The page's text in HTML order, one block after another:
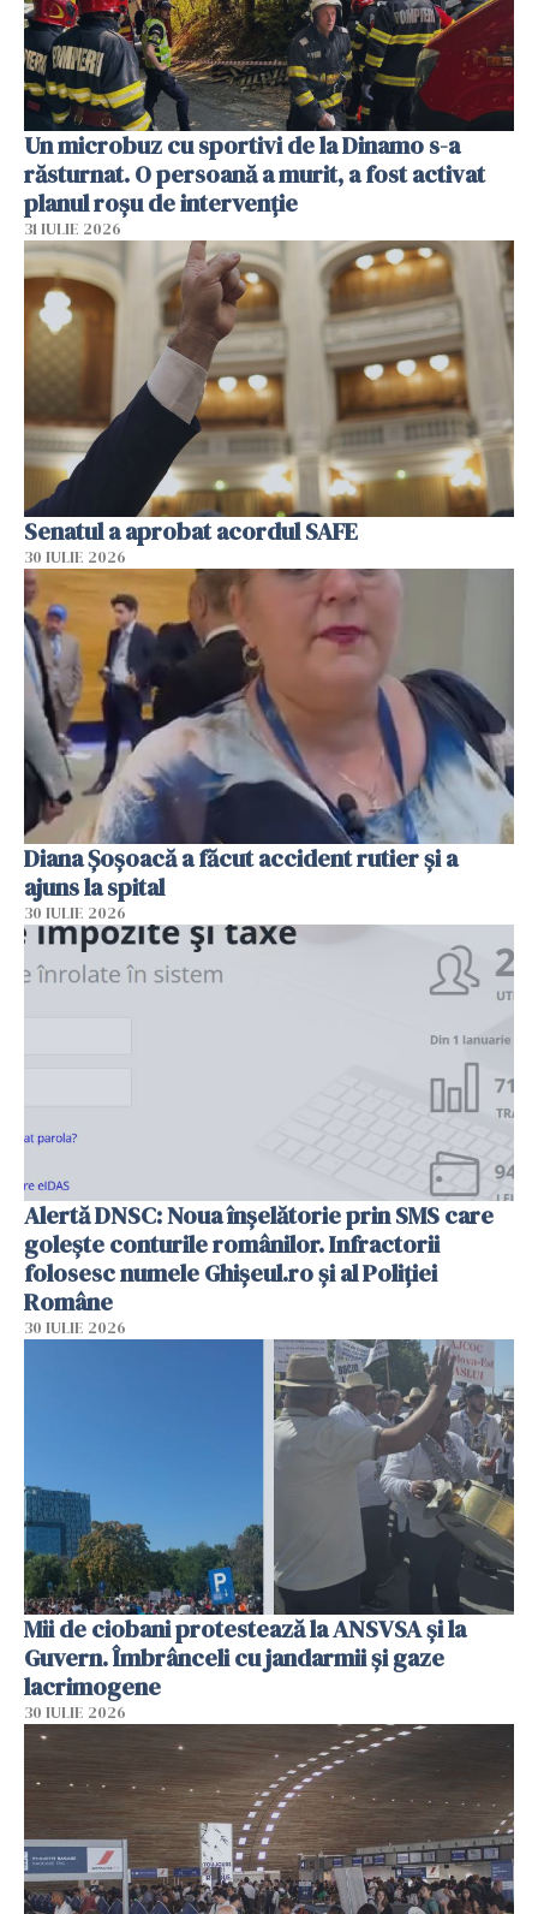
Un microbuz cu sportivi de la Dinamo s-a
răsturnat. O persoană a murit, a fost activat
planul roșu de intervenție
31 IULIE 2026
Senatul a aprobat acordul SAFE
30 IULIE 2026
Diana Șoșoacă a făcut accident rutier și a
ajuns la spital
30 IULIE 2026
Alertă DNSC: Noua înșelătorie prin SMS care
golește conturile românilor. Infractorii
folosesc numele Ghișeul.ro și al Poliției
Române
30 IULIE 2026
Mii de ciobani protestează la ANSVSA și la
Guvern. Îmbrânceli cu jandarmii și gaze
lacrimogene
30 IULIE 2026